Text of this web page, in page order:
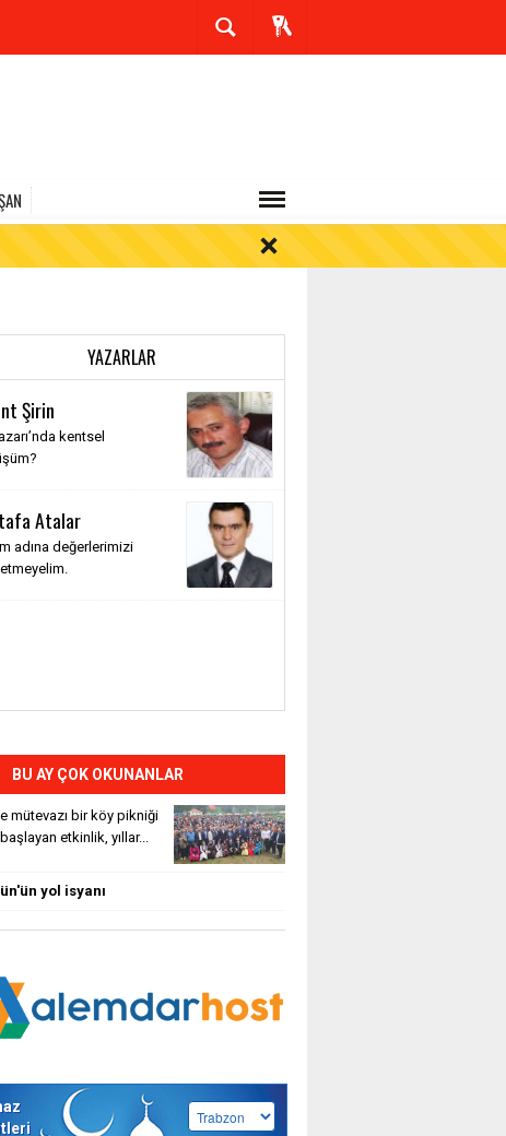
YAZARLAR
Şirin
kentsel
Atalar
adına değerlerimizi
BU AY ÇOK OKUNANLAR
mütevazı bir köy pikniği
etkinlik, yıllar...
yol isyanı